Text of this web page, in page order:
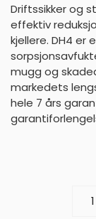
Driftssikker og
effektiv
kjellere. DH4
mugg og
markedets
hele 7 års